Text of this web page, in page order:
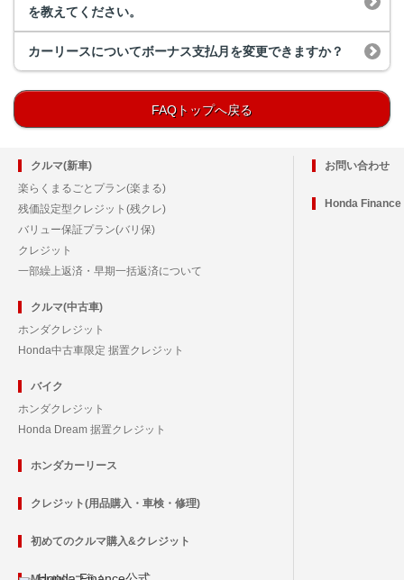
を教えてください。
カーリースについてボーナス支払月を変更できますか？
FAQトップへ戻る
クルマ(新車)
楽らくまるごとプラン(楽まる)
残価設定型クレジット(残クレ)
バリュー保証プラン(バリ保)
クレジット
一部繰上返済・早期一括返済について
クルマ(中古車)
ホンダクレジット
Honda中古車限定 据置クレジット
バイク
ホンダクレジット
Honda Dream 据置クレジット
ホンダカーリース
クレジット(用品購入・車検・修理)
初めてのクルマ購入&クレジット
お問い合わせ
Honda Finance